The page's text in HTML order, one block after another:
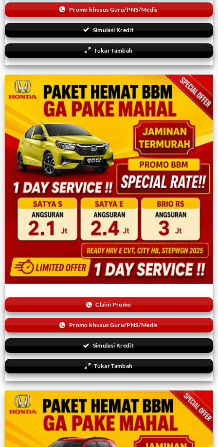
Promo khusus Guru/PNS/Medis
Simulasi Kredit
Tukar Tambah
Claim Promo
Promo khusus Guru/PNS/Medis
Simulasi Kredit
Tukar Tambah